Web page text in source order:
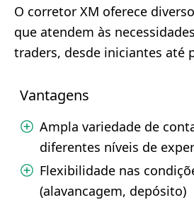
O corretor XM oferece
que atendem às
traders, desde iniciantes até
Vantagens
Ampla variedade de
diferentes níveis de
Flexibilidade nas
(alavancagem, depósito)